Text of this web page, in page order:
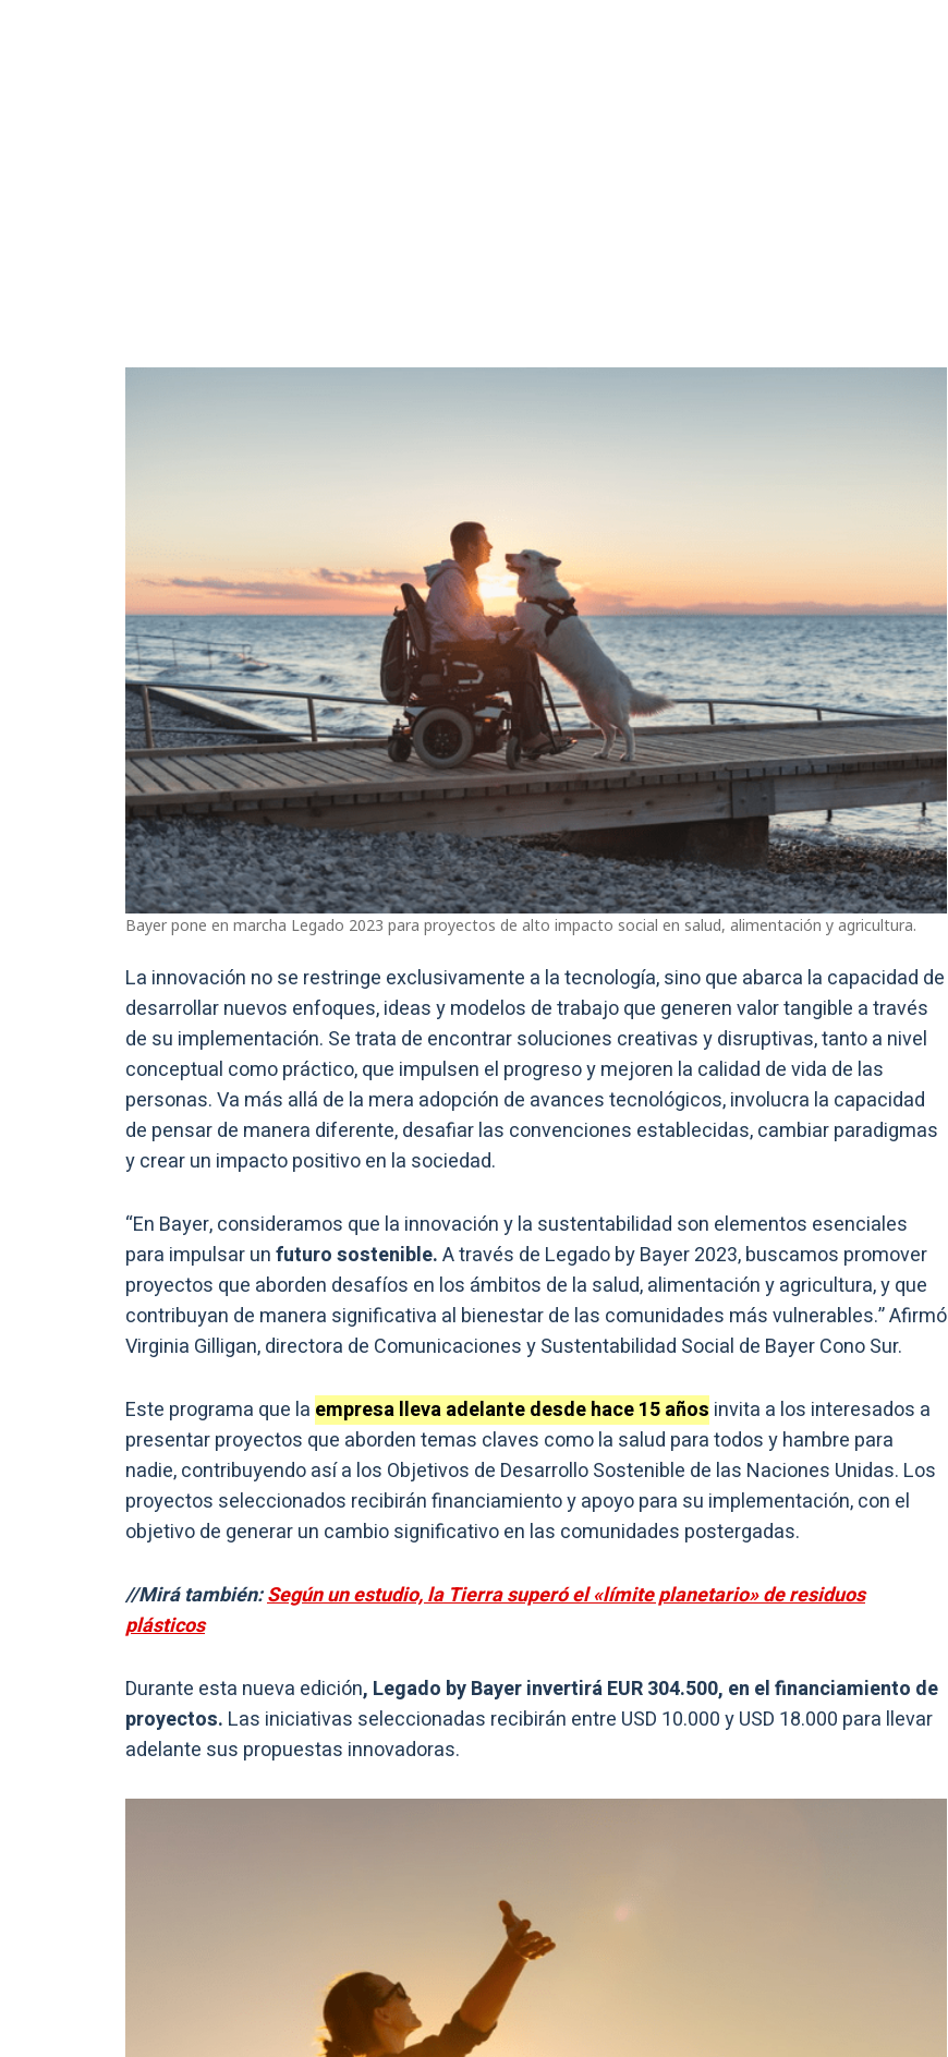
Bayer pone en marcha Legado 2023 para proyectos de alto impacto social en salud, alimentación y agricultura.
La innovación no se restringe exclusivamente a la tecnología, sino que abarca la capacidad de
desarrollar nuevos enfoques, ideas y modelos de trabajo que generen valor tangible a través
de su implementación. Se trata de encontrar soluciones creativas y disruptivas, tanto a nivel
conceptual como práctico, que impulsen el progreso y mejoren la calidad de vida de las
personas. Va más allá de la mera adopción de avances tecnológicos, involucra la capacidad
de pensar de manera diferente, desafiar las convenciones establecidas, cambiar paradigmas
y crear un impacto positivo en la sociedad.
“En Bayer, consideramos que la innovación y la sustentabilidad son elementos esenciales
para impulsar unfuturo sostenible.A través de Legado by Bayer 2023, buscamos promover
proyectos que aborden desafíos en los ámbitos de la salud, alimentación y agricultura, y que
contribuyan de manera significativa al bienestar de las comunidades más vulnerables.” Afirmó
Virginia Gilligan, directora de Comunicaciones y Sustentabilidad Social de Bayer Cono Sur.
Este programa que la empresa lleva adelante desde hace 15 años invita a los interesados a
presentar proyectos que aborden temas claves como la salud para todos y hambre para
nadie, contribuyendo así a los Objetivos de Desarrollo Sostenible de las Naciones Unidas. Los
proyectos seleccionados recibirán financiamiento y apoyo para su implementación, con el
objetivo de generar un cambio significativo en las comunidades postergadas.
//Mirá también:Según un estudio, la Tierra superó el «límite planetario» de residuos
plásticos
Durante esta nueva edición, Legado by Bayer invertirá EUR 304.500, en el financiamiento de
proyectos. Las iniciativas seleccionadas recibirán entre USD 10.000 y USD 18.000 para llevar
adelante sus propuestas innovadoras.